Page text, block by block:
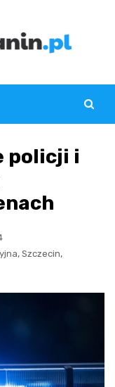
policji i
, Szczecin,